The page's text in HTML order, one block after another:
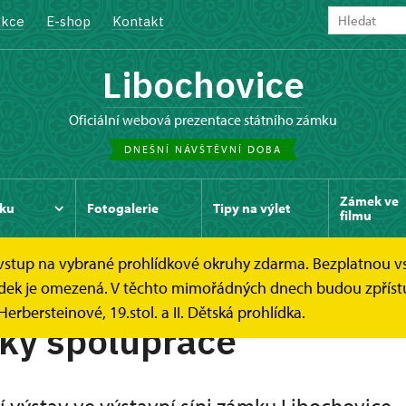
E-shop Kontakt
Libochovice
oficiální webová prezentace státního zámku
DNEŠNÍ NÁVŠTĚVNÍ DOBA
Fotogalerie Tipy na výlet
Zámek ve
filmu
na vybrané prohlídkové okruhy zdarma. Bezplatnou
je omezená. V těchto mimořádných dnech budou
19.stol. a II. Dětská prohlídka.
Podmínky spolupráce
spolupráce